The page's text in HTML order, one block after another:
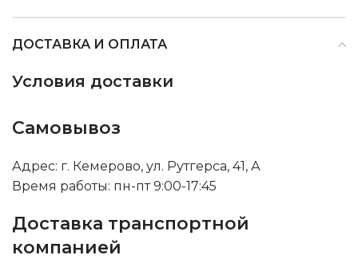
ДОСТАВКА И ОПЛАТА
Условия доставки
Самовывоз
Адрес: г. Кемерово, ул. Рутгерса, 41, А
Время работы: пн-пт 9:00-17:45
Доставка транспортной
компанией